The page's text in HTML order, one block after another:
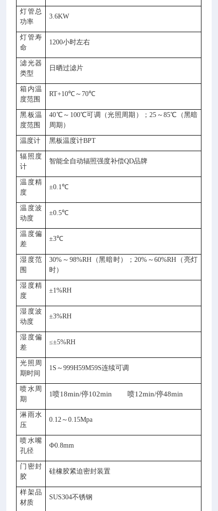
灯管总
功率
3.6KW
灯管寿
命
1200小时左右
滤光器
类型
日晒过滤片
箱内温
度范围
RT+10℃～ 70℃
黑板温
度范围
40℃～100℃可调（光照周期）；25～85℃（黑暗
周期）
温度计 黑板温度计BPT
辐照度
计
智能全自动辐照强度补偿QD品牌
温度精
度
±0.1℃
温度波
动度
±0.5℃
温度偏
差
±3℃
湿度范
围
30%～98%RH（黑暗时）；20%～60%RH（亮灯
时）
湿度精
度
±1%RH
湿度波
动度
±3%RH
湿度偏
差
≤±5%RH
光照周
期时间
1S～999H59M59S连续可调
喷水周
期
1喷18min/停102min 喷12min/停48min
淋雨水
压
0.12～0.15Mpa
喷水嘴
孔径
Ф0.8mm
门密封
胶
硅橡胶紧迫密封装置
样架品
材质
SUS304不锈钢